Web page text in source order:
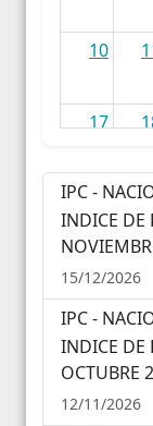
10
17
24
IPC -
INDICE DE
15/12/2026
IPC -
INDICE DE
OCTUBRE
12/11/2026